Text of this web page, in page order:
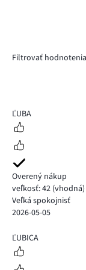
Filtrovať
5
ĽUBA
Overený nákup
veľkosť: 42 (vhodná)
Veľká spokojnisť
2026-05-05
5
ĽUBICA